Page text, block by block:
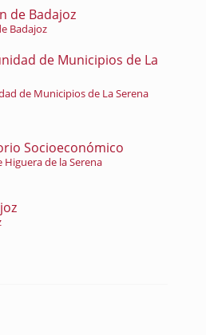
de Badajoz
Badajoz
de Municipios de La
de Municipios de La Serena
Socioeconómico
de la Serena